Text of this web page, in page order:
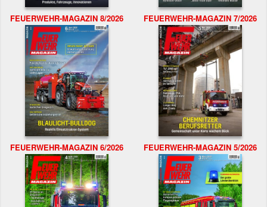
FEUERWEHR-MAGAZIN 8/2026 FEUERWEHR-MAGAZIN 7/2026
FEUERWEHR-MAGAZIN 6/2026 FEUERWEHR-MAGAZIN 5/2026